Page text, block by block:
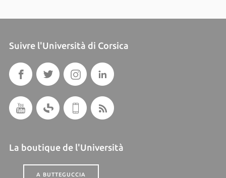
Suivre l'Università di Corsica
La boutique de l'Università
A BUTTEGUCCIA